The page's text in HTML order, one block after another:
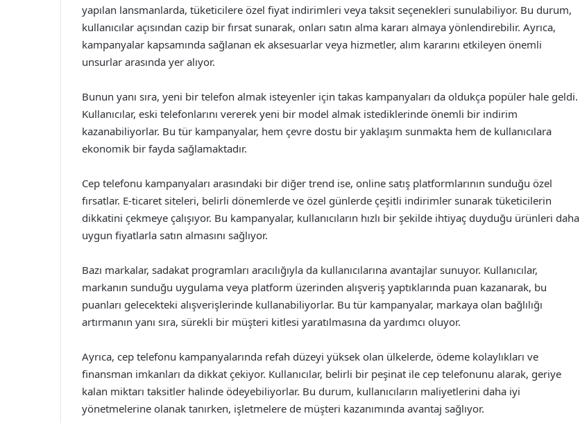
yapılan lansmanlarda, tüketicilere özel fiyat indirimleri veya taksit seçenekleri sunulabiliyor. Bu durum,
kullanıcılar açısından cazip bir fırsat sunarak, onları satın alma kararı almaya yönlendirebilir. Ayrıca,
kampanyalar kapsamında sağlanan ek aksesuarlar veya hizmetler, alım kararını etkileyen önemli
unsurlar arasında yer alıyor.
Bunun yanı sıra, yeni bir telefon almak isteyenler için takas kampanyaları da oldukça popüler hale geldi.
Kullanıcılar, eski telefonlarını vererek yeni bir model almak istediklerinde önemli bir indirim
kazanabiliyorlar. Bu tür kampanyalar, hem çevre dostu bir yaklaşım sunmakta hem de kullanıcılara
ekonomik bir fayda sağlamaktadır.
Cep telefonu kampanyaları arasındaki bir diğer trend ise, online satış platformlarının sunduğu özel
fırsatlar. E-ticaret siteleri, belirli dönemlerde ve özel günlerde çeşitli indirimler sunarak tüketicilerin
dikkatini çekmeye çalışıyor. Bu kampanyalar, kullanıcıların hızlı bir şekilde ihtiyaç duyduğu ürünleri daha
uygun fiyatlarla satın almasını sağlıyor.
Bazı markalar, sadakat programları aracılığıyla da kullanıcılarına avantajlar sunuyor. Kullanıcılar,
markanın sunduğu uygulama veya platform üzerinden alışveriş yaptıklarında puan kazanarak, bu
puanları gelecekteki alışverişlerinde kullanabiliyorlar. Bu tür kampanyalar, markaya olan bağlılığı
artırmanın yanı sıra, sürekli bir müşteri kitlesi yaratılmasına da yardımcı oluyor.
Ayrıca, cep telefonu kampanyalarında refah düzeyi yüksek olan ülkelerde, ödeme kolaylıkları ve
finansman imkanları da dikkat çekiyor. Kullanıcılar, belirli bir peşinat ile cep telefonunu alarak, geriye
kalan miktarı taksitler halinde ödeyebiliyorlar. Bu durum, kullanıcıların maliyetlerini daha iyi
yönetmelerine olanak tanırken, işletmelere de müşteri kazanımında avantaj sağlıyor.